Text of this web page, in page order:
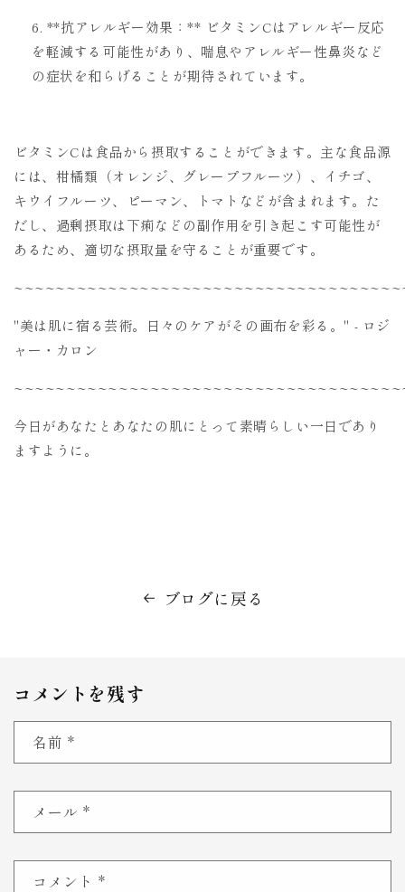
**抗アレルギー効果：** ビタミンCはアレルギー反応
を軽減する可能性があり、喘息やアレルギー性鼻炎など
の症状を和らげることが期待されています。
ビタミンCは食品から摂取することができます。主な食品源
には、柑橘類（オレンジ、グレープフルーツ）、イチゴ、
キウイフルーツ、ピーマン、トマトなどが含まれます。た
だし、過剰摂取は下痢などの副作用を引き起こす可能性が
あるため、適切な摂取量を守ることが重要です。
"美は肌に宿る芸術。日々のケアがその画布を彩る。" - ロジ
ャー・カロン
今日があなたとあなたの肌にとって素晴らしい一日であり
ますように。
ブログに戻る
コメントを残す
名前 *
メール *
コメント *